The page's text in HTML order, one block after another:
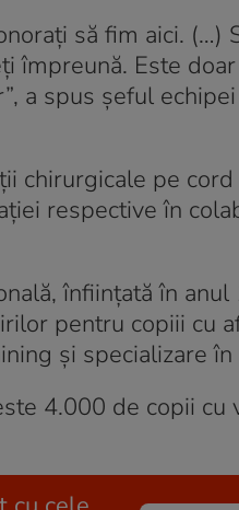
să fim aici. (…)
împreună. Este
a spus șeful
chirurgicale pe
respective în
înființată în
pentru copiii cu
și specializare
4.000 de copii